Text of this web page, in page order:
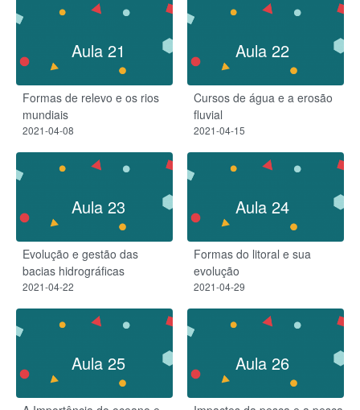
Aula 21
Formas de relevo e os rios
mundiais
2021-04-08
Aula 22
Cursos de água e a erosão
fluvial
2021-04-15
Aula 23
Evolução e gestão das
bacias hidrográficas
2021-04-22
Aula 24
Formas do litoral e sua
evolução
2021-04-29
Aula 25 Aula 26